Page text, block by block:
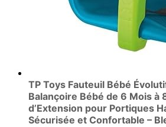
TP Toys Fauteuil Bébé
Balançoire Bébé de 6 Mois à
d’Extension pour Portiques
Sécurisée et Confortable –